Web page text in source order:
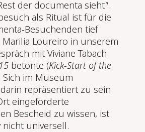
der documenta sieht".
als Ritual ist für die
Besuchenden tief
Loureiro in unserem
mit Viviane Tabach
betonte (Kick-Start of the
. Sich im Museum
repräsentiert zu sein
eingeforderte
Bescheid zu wissen, ist
universell.